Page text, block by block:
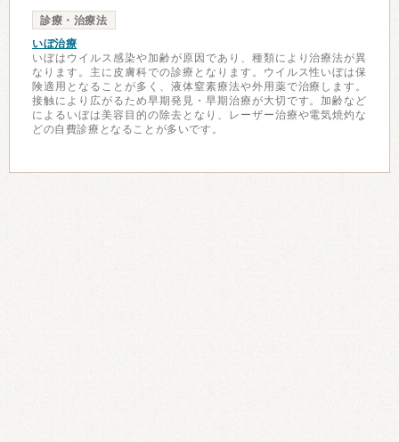
診療・治療法
いぼ治療
いぼはウイルス感染や加齢が原因であり、種類により治療法が異
なります。主に皮膚科での診療となります。ウイルス性いぼは保
険適用となることが多く、液体窒素療法や外用薬で治療します。
接触により広がるため早期発見・早期治療が大切です。加齢など
によるいぼは美容目的の除去となり、レーザー治療や電気焼灼な
どの自費診療となることが多いです。